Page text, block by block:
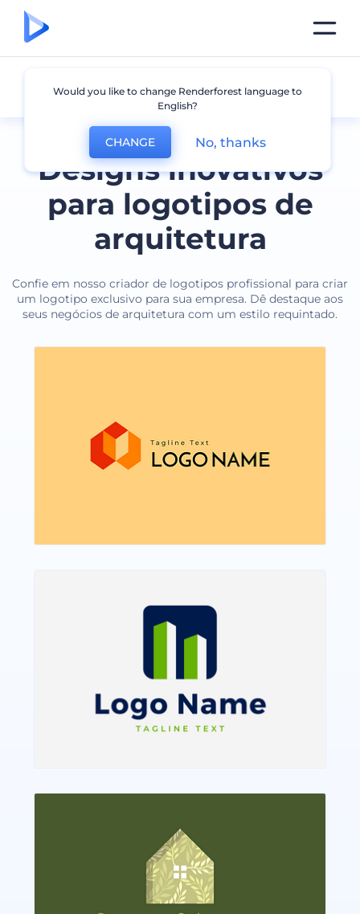
Designs inovativos
para logotipos de
arquitetura
Confie em nosso criador de logotipos profissional para criar
um logotipo exclusivo para sua empresa. Dê destaque aos
seus negócios de arquitetura com um estilo requintado.
Arquitetura
Would you like to change Renderforest language to
English?
CHANGE No, thanks